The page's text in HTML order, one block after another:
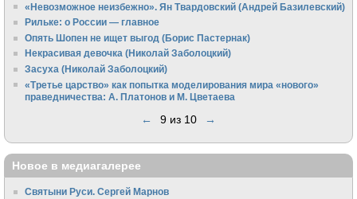
«Невозможное неизбежно». Ян Твардовский (Андрей Базилевский)
Рильке: о России — главное
Опять Шопен не ищет выгод (Борис Пастернак)
Некрасивая девочка (Николай Заболоцкий)
Засуха (Николай Заболоцкий)
«Третье царство» как попытка моделирования мира «нового»
праведничества: А. Платонов и М. Цветаева
← 9 из 10 →
Новое в медиагалерее
Святыни Руси. Сергей Марнов